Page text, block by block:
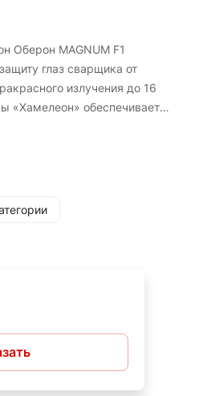
Оберон MAGNUM F1
глаз сварщика от
излучения до 16
«Xамелеон» обеспечивает
при зажигании сварочной
режим работы. Маска
чувствительности и времени
В комплекте идет сменная
назывался Optima (Оптима).